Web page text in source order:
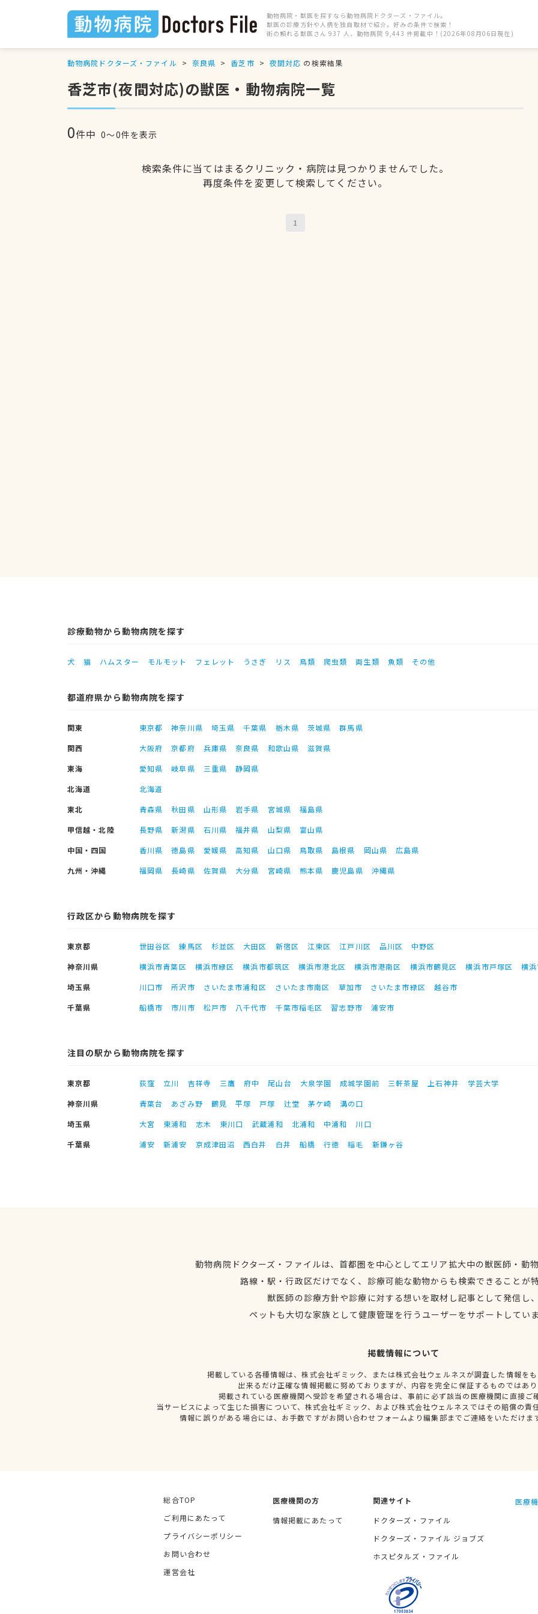
動物病院・獣医を探すなら動物病院ドクターズ・ファイル。
獣医の診療方針や人柄を独自取材で紹介。好みの条件で検索！
街の頼れる獣医さん 937 人、動物病院 9,443 件掲載中！(2026年08月06日現在)
動物病院ドクターズ・ファイル 奈良県 香芝市 夜間対応 の検索結果
香芝市(夜間対応)の獣医・動物病院一覧
0件中 0〜0件を表示
検索条件に当てはまるクリニック・病院は見つかりませんでした。
再度条件を変更して検索してください。
1
診療動物から動物病院を探す
犬 猫 ハムスター モルモット フェレット うさぎ リス 鳥類 爬虫類 両生類 魚類 その他
都道府県から動物病院を探す
関東 東京都 神奈川県 埼玉県 千葉県 栃木県 茨城県
群馬県
関西
大阪府 京都府 兵庫県 奈良県 和歌山県
滋賀県
東海
愛知県 岐阜県 三重県
静岡県
北海道
北海道
東北
青森県 秋田県 山形県 岩手県 宮城県
福島県
甲信越・北陸
長野県 新潟県 石川県 福井県 山梨県
富山県
中国・四国
香川県 徳島県 愛媛県 高知県 山口県 鳥取県 島根県 岡山県
広島県
九州・沖縄
福岡県 長崎県 佐賀県 大分県 宮崎県 熊本県 鹿児島県 沖縄県
行政区から動物病院を探す
東京都 世田谷区 練馬区 杉並区 大田区 新宿区 江東区 江戸川区 品川区
中野区
神奈川県
横浜市青葉区 横浜市緑区 横浜市都筑区 横浜市港北区 横浜市港南区 横浜市鶴見区 横浜市戸塚区
横
埼玉県
川口市 所沢市 さいたま市浦和区 さいたま市南区 草加市 さいたま市緑区
越谷市
千葉県
船橋市 市川市 松戸市 八千代市 千葉市稲毛区 習志野市 浦安市
注目の駅から動物病院を探す
東京都 荻窪 立川 吉祥寺 三鷹 府中 尾山台 大泉学園 成城学園前 三軒茶屋 上石神井
学芸大学
神奈川県
青葉台 あざみ野 鶴見 平塚 戸塚 辻堂 茅ケ崎
溝の口
埼玉県
大宮 東浦和 志木 東川口 武蔵浦和 北浦和 中浦和
川口
千葉県
浦安 新浦安 京成津田沼 西白井 白井 船橋 行徳 稲毛 新鎌ヶ谷
動物病院ドクターズ・ファイルは、首都圏を中心としてエリア拡大中の獣医師・動
路線・駅・行政区だけでなく、診療可能な動物からも検索できることが
獣医師の診療方針や診療に対する想いを取材し記事として発信し
ペットも大切な家族として健康管理を行うユーザーをサポートしてい
掲載情報について
掲載している各種情報は、株式会社ギミック、または株式会社ウェルネスが調査した情報を
出来るだけ正確な情報掲載に努めておりますが、内容を完全に保証するものではあ
掲載されている医療機関へ受診を希望される場合は、事前に必ず該当の医療機関に直接ご
当サービスによって生じた損害について、株式会社ギミック、および株式会社ウェルネスではその賠償の責
情報に誤りがある場合には、お手数ですがお問い合わせフォームより編集部までご連絡をいただけま
総合TOP
ご利用にあたって
プライバシーポリシー
お問い合わせ
運営会社
医療機関の方
情報掲載にあたって
関連サイト
ドクターズ・ファイル
ドクターズ・ファイル ジョブズ
ホスピタルズ・ファイル
医療